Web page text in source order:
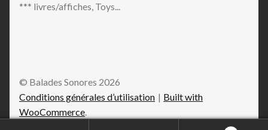
*** livres/affiches, Toys...
© Balades Sonores 2026
Conditions générales d’utilisation
Built with
WooCommerce.